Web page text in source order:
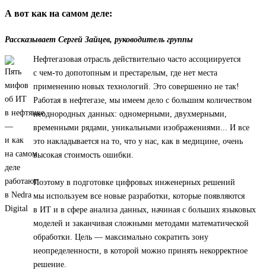
А вот как на самом деле:
Рассказывает Сергей Зайцев, руководитель группы
Нефтегазовая отрасль действительно часто ассоциируется
с чем-то допотопным и престарелым, где нет места
применению новых технологий. Это совершенно не так!
Работая в нефтегазе, мы имеем дело с большим количеством
неоднородных данных: одномерными, двухмерными,
временными рядами, уникальными изображениями... И все
это накладывается на то, что у нас, как в медицине, очень
высокая стоимость ошибки.
Поэтому в подготовке цифровых инженерных решений
мы используем все новые разработки, которые появляются
в ИТ и в сфере анализа данных, начиная с больших языковых
моделей и заканчивая сложными методами математической
обработки. Цель — максимально сократить зону
неопределенности, в которой можно принять некорректное
решение.